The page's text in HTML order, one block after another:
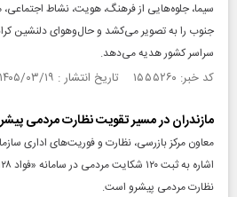
سیما، جلوه‌هایی از فرهنگ، هویت، نشاط
جنوب را به تصویر می‌کشد و حال‌وهوای دلنشین
سراسر کشور هدیه می‌دهد.
کد خبر: ۱۵۵۵۲۶۰ تاریخ انتشار : ۱۴۰۵/۰۳/۱۹
مازندران در مسیر تقویت نظارت مردمی
معاون مرکز بازرسی، نظارت و فوریت‌های اداری
نظارت مردمی پیشرو است.